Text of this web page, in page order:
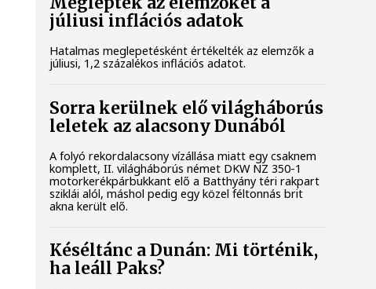
júliusi inflációs adatok
Hatalmas meglepetésként értékelték az elemzők a
júliusi, 1,2 százalékos inflációs adatot.
Sorra kerülnek elő világháborús
leletek az alacsony Dunából
A folyó rekordalacsony vízállása miatt egy csaknem
komplett, II. világháborús német DKW NZ 350-1
motorkerékpárbukkant elő a Batthyány téri rakpart
sziklái alól, máshol pedig egy közel féltonnás brit
akna került elő.
Késéltánc a Dunán: Mi történik,
ha leáll Paks?